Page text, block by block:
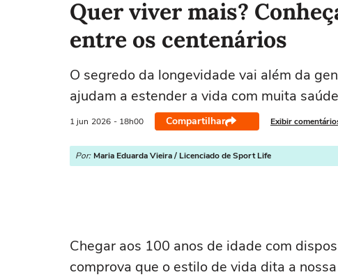
Quer viver mais?
entre os centenários
O segredo da longevidade vai além da
ajudam a estender a vida com muita
1 jun 2026 - 18h00 Compartilhar Exibir
Por: Maria Eduarda Vieira / Licenciado de Sport Life
Chegar aos 100 anos de idade com
comprova que o estilo de vida dita a